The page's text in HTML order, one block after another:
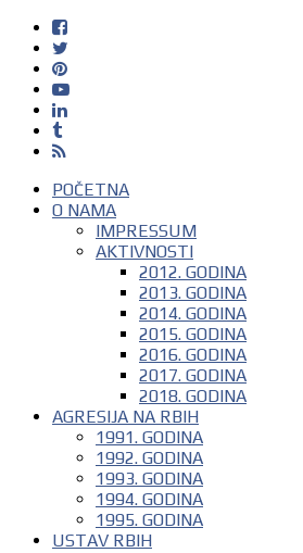
POČETNA
O NAMA
IMPRESSUM
AKTIVNOSTI
2012. GODINA
2013. GODINA
2014. GODINA
2015. GODINA
2016. GODINA
2017. GODINA
2018. GODINA
AGRESIJA NA RBIH
1991. GODINA
1992. GODINA
1993. GODINA
1994. GODINA
1995. GODINA
USTAV RBIH